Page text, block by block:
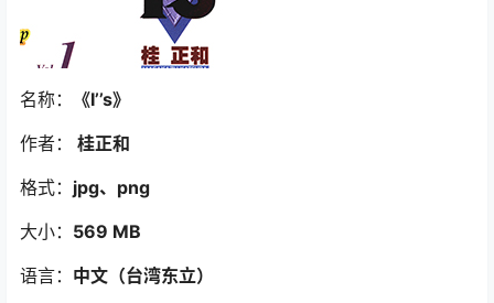
名称：
《I’’s》
作者：
桂正和
格式： jpg、png
大小： 569 MB
语言： 中文（台湾东立）